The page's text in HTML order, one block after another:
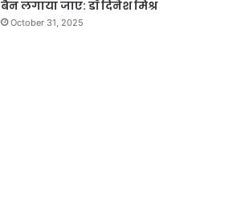
बैन लगाया जाए: डॉ दिनेश मिश्र
October 31, 2025